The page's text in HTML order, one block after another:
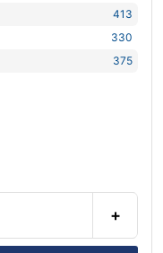
413
330
375
+